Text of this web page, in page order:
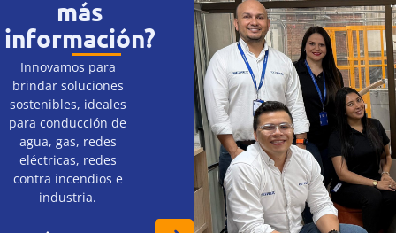
más
información?
Innovamos para
brindar soluciones
sostenibles, ideales
para conducción de
agua, gas, redes
eléctricas, redes
contra incendios e
industria.